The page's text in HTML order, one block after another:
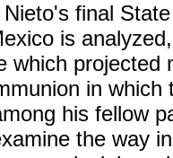
final
is
which projected
in
his fellow
the way